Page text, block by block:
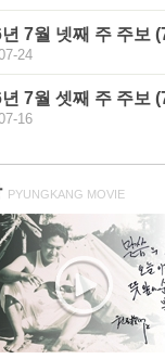
7월 넷째 주 주보
24
7월 셋째 주 주보
16
PYUNGKANG MOVIE